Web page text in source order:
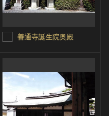
善通寺誕生院奥殿